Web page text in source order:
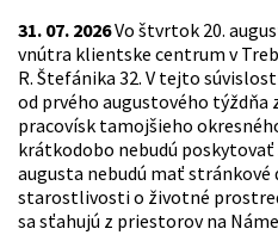
31. 07. 2026Vo štvrtok 20.
vnútra klientske centrum v
R. Štefánika 32. V tejto
od prvého augustového týždňa
pracovísk tamojšieho
krátkodobo nebudú poskytovať
augusta nebudú mať
starostlivosti o životné
sa sťahujú z priestorov na